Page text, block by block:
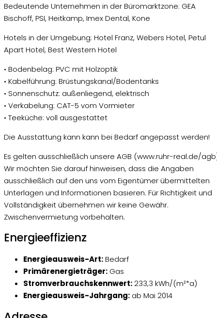
Bedeutende Unternehmen in der Büromarktzone: GEA
Bischoff, PSI, Heitkamp, Imex Dental, Kone
Hotels in der Umgebung: Hotel Franz, Webers Hotel, Petul
Apart Hotel, Best Western Hotel
• Bodenbelag: PVC mit Holzoptik
• Kabelführung: Brüstungskanal/Bodentanks
• Sonnenschutz: außenliegend, elektrisch
• Verkabelung: CAT-5 vom Vormieter
• Teeküche: voll ausgestattet
Die Ausstattung kann kann bei Bedarf angepasst werden!
Es gelten ausschließlich unsere AGB (www.ruhr-real.de/
Wir möchten Sie darauf hinweisen, dass die Angaben
ausschließlich auf den uns vom Eigentümer übermittelten
Unterlagen und Informationen basieren. Für Richtigkeit und
Vollständigkeit übernehmen wir keine Gewähr.
Zwischenvermietung vorbehalten.
Energieeffizienz
Energieausweis-Art:Bedarf
Primärenergieträger: Gas
Stromverbrauchskennwert:233,3 kWh/(m²*a)
Energieausweis-Jahrgang: ab Mai 2014